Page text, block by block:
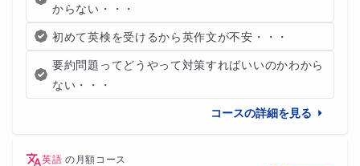
からない・・・
初めて英検を受けるから英作文が不安・・・
要約問題ってどうやって対策すればいいのかわから
ない・・・
コースの詳細を見る
英語 の 月額コース